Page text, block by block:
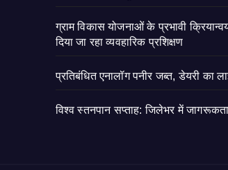
ग्राम विकास योजनाओं के प्रभावी
दिया जा रहा व्यवहारिक प्रशिक्षण
प्रतिबंधित एनालॉग पनीर जब्त, डेयरी का
विश्व स्तनपान सप्ताह: जिलेभर में